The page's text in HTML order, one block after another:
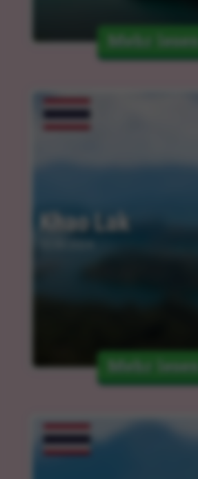
Mehr lesen
Khao Lak
Mehr lesen